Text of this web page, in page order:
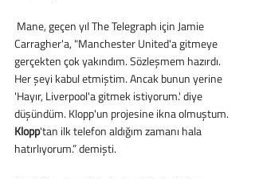
Carragher'a, "Manchester United'a gitmeye
gerçekten çok yakındım. Sözleşmem hazırdı.
Her şeyi kabul etmiştim. Ancak bunun yerine
'Hayır, Liverpool'a gitmek istiyorum.' diye
düşündüm. Klopp'un projesine ikna olmuştum.
Klopp'tan ilk telefon aldığım zamanı hala
hatırlıyorum.” demişti.